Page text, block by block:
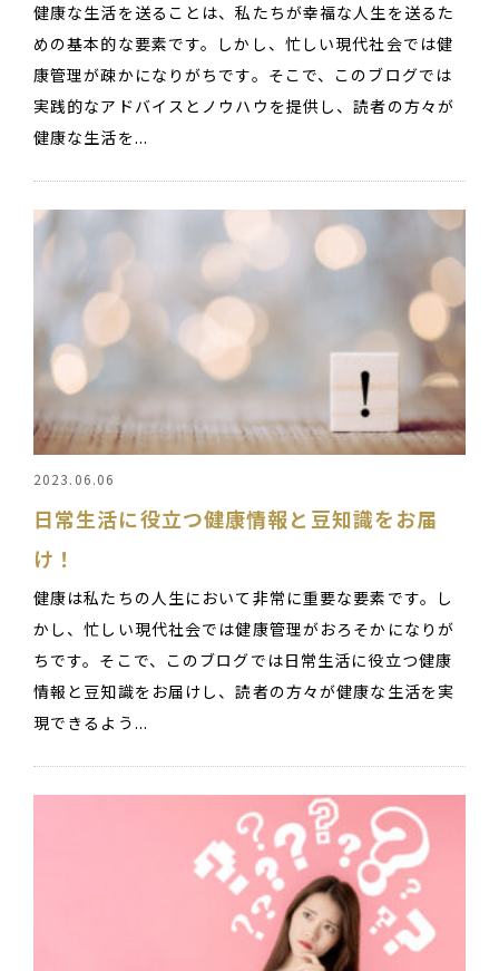
健康な生活を送ることは、私たちが幸福な人生を送るた
めの基本的な要素です。しかし、忙しい現代社会では健
康管理が疎かになりがちです。そこで、このブログでは
実践的なアドバイスとノウハウを提供し、読者の方々が
健康な生活を...
2023.06.06
日常生活に役立つ健康情報と豆知識をお届
け！
健康は私たちの人生において非常に重要な要素です。し
かし、忙しい現代社会では健康管理がおろそかになりが
ちです。そこで、このブログでは日常生活に役立つ健康
情報と豆知識をお届けし、読者の方々が健康な生活を実
現できるよう...